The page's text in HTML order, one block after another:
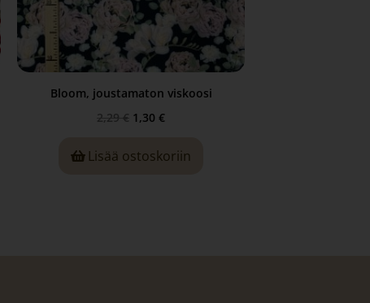
Bloom, joustamaton viskoosi
2,29 € 1,30 €
Lisää ostoskoriin